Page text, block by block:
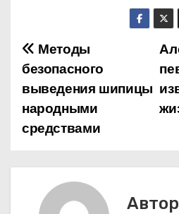
Н
а
в
и
г
Методы
безопасного
выведения шипицы
народными
средствами